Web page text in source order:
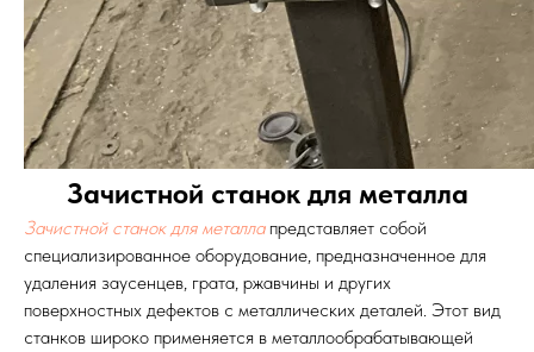
Зачистной станок для металла
Зачистной станок для металлапредставляет собой
специализированное оборудование, предназначенное для
удаления заусенцев, грата, ржавчины и других
поверхностных дефектов с металлических деталей. Этот вид
станков широко применяется в металлообрабатывающей